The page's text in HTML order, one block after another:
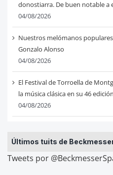
donostiarra. De buen notable a
04/08/2026
Nuestros melómanos
Gonzalo Alonso
04/08/2026
El Festival de Torroella de
la música clásica en su 46 edición
04/08/2026
Últimos tuits de
Tweets por